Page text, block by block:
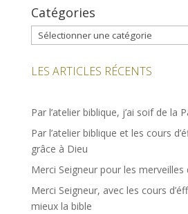
Catégories
Catégories
LES ARTICLES RÉCENTS
Par l’atelier biblique, j’ai soif de la
Par l’atelier biblique et les cours
grâce à Dieu
Merci Seigneur pour les merveilles
Merci Seigneur, avec les cours
mieux la bible